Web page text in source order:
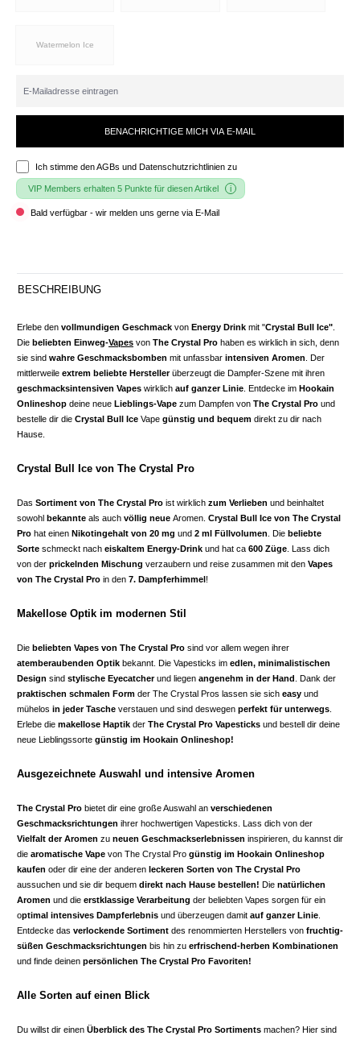
Watermelon Ice
BENACHRICHTIGE MICH VIA E-MAIL
Ich stimme denAGBs und Datenschutzrichtlinien zu
VIP Members erhalten 5 Punkte für diesen Artikel
Bald verfügbar - wir melden uns gerne via E-Mail
BESCHREIBUNG
Erlebe den vollmundigen Geschmack von Energy Drink mit "Crystal Bull Ice"
Die beliebten Einweg-Vapes von The Crystal Pro haben es wirklich in sich, denn
sie sind wahre Geschmacksbomben mit unfassbar intensiven Aromen . Der
mittlerweile extrem beliebte Herstellerüberzeugt die Dampfer-Szene mit ihren
geschmacksintensiven Vapes wirklich auf ganzer Linie . Entdecke im Hookain
Onlineshop deine neue Lieblings-Vape zum Dampfen von The Crystal Pro und
bestelle dir die Crystal Bull Ice Vape günstig und bequem direkt zu dir nach
Hause.
Crystal Bull Ice von The Crystal Pro
Das Sortiment von The Crystal Pro ist wirklich zum Verlieben und beinhaltet
sowohl bekannte als auch völlig neue Aromen. Crystal Bull Ice von The Crystal
Pro hat einen Nikotingehalt von 20 mg und 2 ml Füllvolumen . Die beliebte
Sorte schmeckt nach eiskaltem Energy-Drink und hat ca 600 Züge . Lass dich
von der prickelnden Mischung verzaubern und reise zusammen mit den Vapes
von The Crystal Pro in den 7. Dampferhimmel!
Makellose Optik im modernen Stil
Die beliebten Vapes von The Crystal Pro sind vor allem wegen ihrer
atemberaubenden Optik bekannt. Die Vapesticks im edlen, minimalistischen
Design sind stylische Eyecatcherund liegen angenehm in der Hand . Dank der
praktischen schmalen Form der The Crystal Pros lassen sie sich easy und
mühelos in jeder Tasche verstauen und sind deswegen perfekt für unterwegs
Erlebe die makellose Haptik der The Crystal Pro Vapesticks und bestell dir deine
neue Lieblingssorte günstig im Hookain Onlineshop!
Ausgezeichnete Auswahl und intensive Aromen
The Crystal Pro bietet dir eine große Auswahl an verschiedenen
Geschmacksrichtungen ihrer hochwertigen Vapesticks. Lass dich von der
Vielfalt der Aromen zu neuen Geschmackserlebnissen inspirieren, du kannst dir
die aromatische Vape von The Crystal Pro günstig im Hookain Onlineshop
kaufen oder dir eine der anderen leckeren Sorten von The Crystal Pro
aussuchen und sie dir bequem direkt nach Hause bestellen! Die natürlichen
Aromen und die erstklassige Verarbeitung der beliebten Vapes sorgen für ein
optimal intensives Dampferlebnis und überzeugen damit auf ganzer Linie
Entdecke das verlockende Sortiment des renommierten Herstellers von fruchtig-
süßen Geschmacksrichtungen bis hin zu erfrischend-herben Kombinationen
und finde deinen persönlichen The Crystal Pro Favoriten!
Alle Sorten auf einen Blick
Du willst dir einen Überblick des The Crystal Pro Sortiments machen? Hier sind